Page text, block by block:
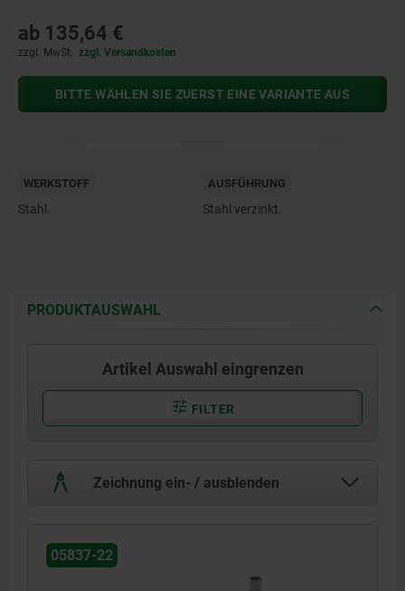
ab 135,64 €
zzgl. MwSt. zzgl. Versandkosten
BITTE WÄHLEN SIE ZUERST EINE VARIANTE AUS
WERKSTOFF
Stahl.
AUSFÜHRUNG
Stahl verzinkt.
PRODUKTAUSWAHL
Artikel Auswahl eingrenzen
FILTER
Zeichnung ein- / ausblenden
05837-22